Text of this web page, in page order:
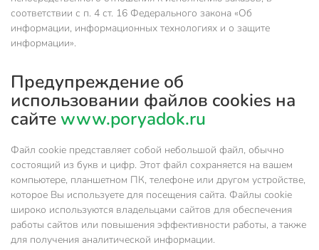
соответствии с п. 4 ст. 16 Федерального закона «Об
информации, информационных технологиях и о защите
информации».
Предупреждение об
использовании файлов cookies на
сайте www.poryadok.ru
Файл cookie представляет собой небольшой файл, обычно
состоящий из букв и цифр. Этот файл сохраняется на вашем
компьютере, планшетном ПК, телефоне или другом устройстве,
которое Вы используете для посещения сайта. Файлы cookie
широко используются владельцами сайтов для обеспечения
работы сайтов или повышения эффективности работы, а также
для получения аналитической информации.